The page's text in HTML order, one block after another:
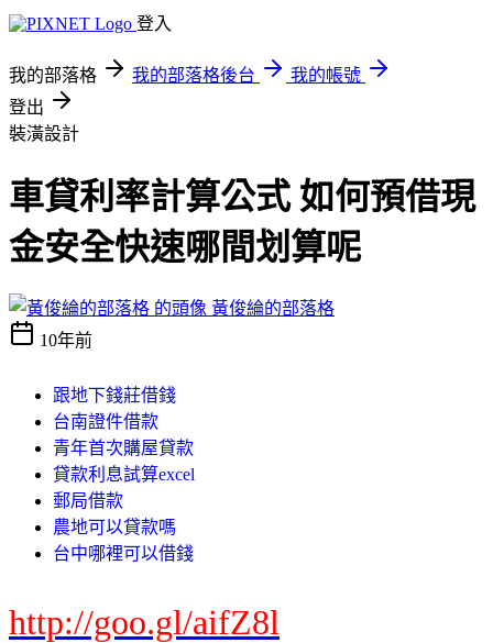
登入
我的部落格 我的部落格後台
我的帳號
登出
裝潢設計
車貸利率計算公式 如何預借現
金安全快速哪間划算呢
黃俊綸的部落格
10年前
跟地下錢莊借錢
台南證件借款
青年首次購屋貸款
貸款利息試算excel
郵局借款
農地可以貸款嗎
台中哪裡可以借錢
http://goo.gl/aifZ8l